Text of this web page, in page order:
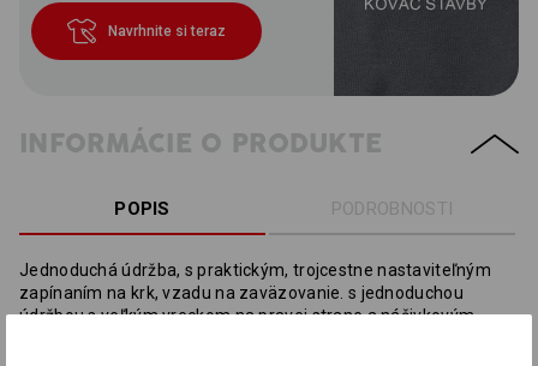
Navrhnite si teraz
INFORMÁCIE O PRODUKTE
POPIS PODROBNOSTI
Jednoduchá údržba, s praktickým, trojcestne nastaviteľným
zapínaním na krk, vzadu na zaväzovanie. s jednoduchou
údržbou s veľkým vreckom na pravej strane a nášivkovým